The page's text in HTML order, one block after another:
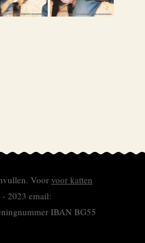
Voor voor katten
2023 email:
IBAN BG55